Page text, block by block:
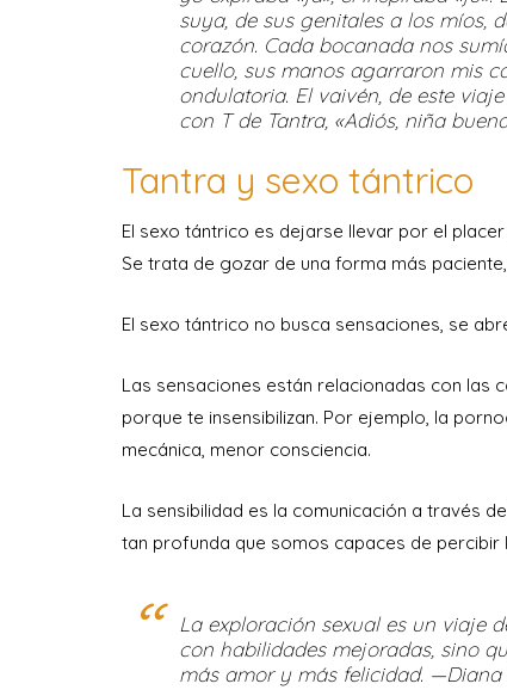
suya, de sus genitales a los míos,
corazón. Cada bocanada nos
cuello, sus manos agarraron mis
ondulatoria. El vaivén, de este
con T de Tantra, «Adiós, niña
Tantra y sexo tántrico
El sexo tántrico es dejarse llevar por el
Se trata de gozar de una forma más
El sexo tántrico no busca sensaciones, se
Las sensaciones están relacionadas con las
porque te insensibilizan. Por ejemplo, la
mecánica, menor consciencia.
La sensibilidad es la comunicación a través
tan profunda que somos capaces de percibir
La exploración sexual es un viaje
con habilidades mejoradas, sino
más amor y más felicidad. —Diana